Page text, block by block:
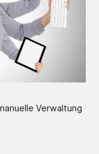
Verwaltung